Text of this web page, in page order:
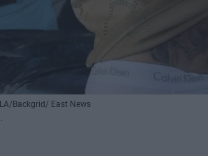
Backgrid/ East News